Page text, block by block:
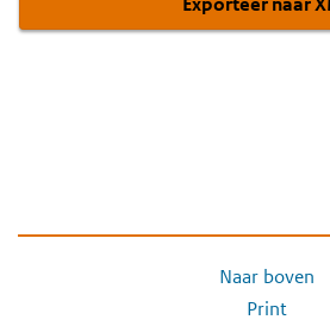
Naar boven
Print